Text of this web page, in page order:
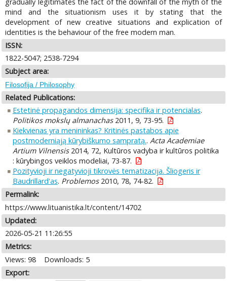
mind and the situationism uses it by stating that the
development of new creative situations and explication of
identities is the behaviour of the free modern man.
ISSN:
1822-5047; 2538-7294
Subject area:
Filosofija / Philosophy
Related Publications:
Estetinė propagandos dimensija: specifika ir potencialas.
Politikos mokslų almanachas2011, 9, 73-95.
Kiekvienas yra menininkas? Kritinės pastabos apie
postmoderniąją kūrybiškumo sampratą.. Acta Academiae
Artium Vilnensis2014, 72, Kultūros vadyba ir kultūros politika
: kūrybingos veiklos modeliai, 73-87.
Pozityvioji ir negatyvioji tikrovės tematizacija. Šliogeris ir
Baudrillard'as. Problemos2010, 78, 74-82.
Permalink:
https://www.lituanistika.lt/content/14702
Updated:
2026-05-21 11:26:55
Metrics:
Views: 98
Downloads: 5
Export: